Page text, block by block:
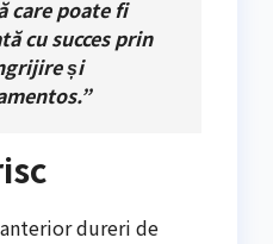
care poate fi
cu succes prin
și
dureri de